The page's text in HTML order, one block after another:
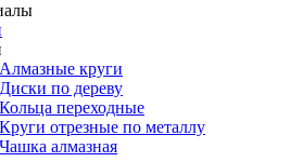
Алмазные круги
Диски по дереву
Кольца переходные
Круги отрезные по металлу
Чашка алмазная